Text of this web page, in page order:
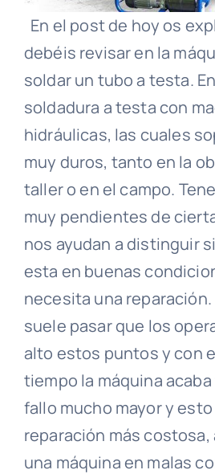
En el post de hoy os
debéis revisar en la
soldar un tubo a testa.
soldadura a testa con
hidráulicas, las cuales
muy duros, tanto en la
taller o en el campo.
muy pendientes de
nos ayudan a distinguir
esta en buenas
necesita una
suele pasar que los
alto estos puntos y con
tiempo la máquina
fallo mucho mayor y esto
reparación más costosa,
una máquina en malas